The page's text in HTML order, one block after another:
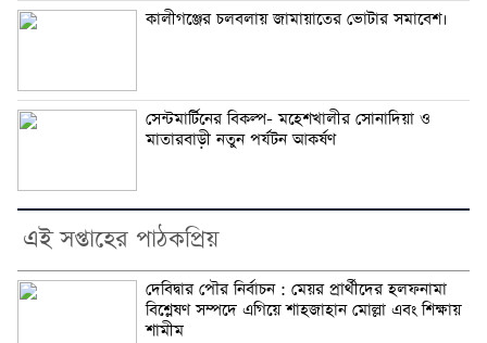
কালীগঞ্জের চলবলায় জামায়াতের ভোটার সমাবেশ।
সেন্টমার্টিনের বিকল্প- মহেশখালীর সোনাদিয়া ও
মাতারবাড়ী নতুন পর্যটন আকর্ষণ
এই সপ্তাহের পাঠকপ্রিয়
দেবিদ্বার পৌর নির্বাচন : মেয়র প্রার্থীদের হলফনামা
বিশ্লেষণ সম্পদে এগিয়ে শাহজাহান মোল্লা এবং শিক্ষায়
শামীম